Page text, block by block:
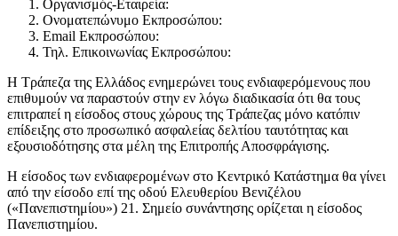
Οργανισμός-Εταιρεία:
Ονοματεπώνυμο Εκπροσώπου:
Email Εκπροσώπου:
Τηλ. Επικοινωνίας Εκπροσώπου:
Η Τράπεζα της Ελλάδος ενημερώνει τους ενδιαφερόμενους που
επιθυμούν να παραστούν στην εν λόγω διαδικασία ότι θα τους
επιτραπεί η είσοδος στους χώρους της Τράπεζας μόνο κατόπιν
επίδειξης στο προσωπικό ασφαλείας δελτίου ταυτότητας και
εξουσιοδότησης στα μέλη της Επιτροπής Αποσφράγισης.
Η είσοδος των ενδιαφερομένων στο Κεντρικό Κατάστημα θα γίνει
από την είσοδο επί της οδού Ελευθερίου Βενιζέλου
(«Πανεπιστημίου») 21. Σημείο συνάντησης ορίζεται η είσοδος
Πανεπιστημίου.